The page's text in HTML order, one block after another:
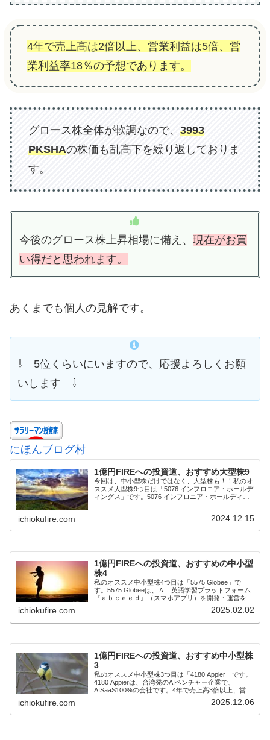
4年で売上高は2倍以上、営業利益は5倍、営
業利益率18％の予想であります。
グロース株全体が軟調なので、 3993
PKSHAの株価も乱高下を繰り返しておりま
す。
今後のグロース株上昇相場に備え、 現在がお買
い得だと思われます。
あくまでも個人の見解です。
⇩ 5位くらいにいますので、応援よろしくお願
いします ⇩
にほんブログ村
1億円FIREへの投資道、おすすめ大型株9
今回は、中小型株だけではなく、大型株も！！私のオ
ススメ大型株9つ目は「5076 インフロニア・ホールデ
ィングス」です。5076 インフロニア・ホールディン
ichiokufire.com 2024.12.15
1億円FIREへの投資道、おすすめの中小型
株4
私のオススメ中小型株4つ目は「5575 Globee」で
す。5575 Globeeは、ＡＩ英語学習プラットフォーム
『ａｂｃｅｅｄ』（スマホアプリ）を開発・運営を行
っている会社です。4年で売上高4倍以上、営業利益は
ichiokufire.com 2025.02.02
1億円FIREへの投資道、おすすめ中小型株
3
私のオススメ中小型株3つ目は「4180 Appier」です。
4180 Appierは、台湾発のAIベンチャー企業で、
AISaaS100%の会社です。4年で売上高3倍以上、営業
利益は赤字から黒字転換し、毎年2倍以上に増加、営
ichiokufire.com 2025.12.06